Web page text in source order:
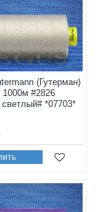
(Гутерман)
1000м #2826
*07703*